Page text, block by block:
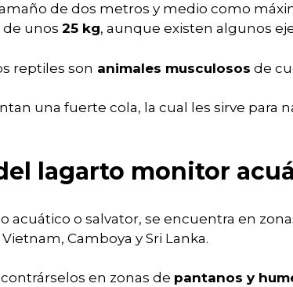
de dos metros y medio como
unos 25 kg, aunque existen algunos
reptiles son animales musculosos de
una fuerte cola, la cual les sirve para
lagarto monitor
acuático o salvator, se encuentra en
Camboya y Sri Lanka.
en zonas de pantanos y